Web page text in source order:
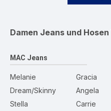
Damen Jeans und Hosen
MAC Jeans
Melanie
Dream/Skinny
Stella
Gracia
Angela
Carrie